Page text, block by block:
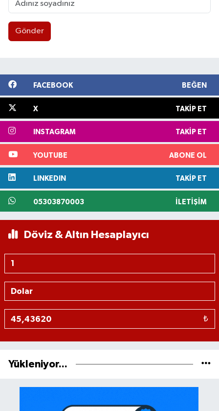
Gönder
FACEBOOK BEĞEN
X TAKIP ET
INSTAGRAM TAKIP ET
YOUTUBE ABONE OL
LINKEDIN TAKIP ET
05303870003 İLETIŞIM
Döviz & Altın Hesaplayıcı
₺
Yükleniyor...